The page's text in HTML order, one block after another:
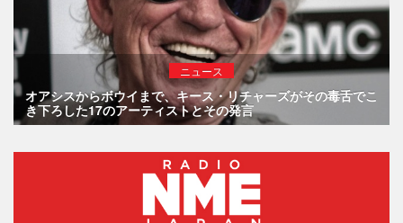
ニュース
オアシスからボウイまで、キース・リチャーズがその毒舌でこ
き下ろした17のアーティストとその発言